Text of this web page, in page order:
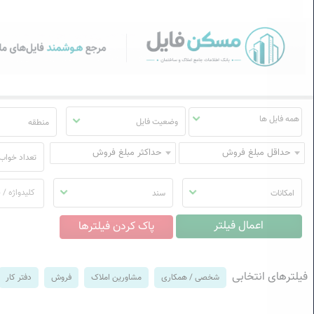
مسکن فایل | خرید، فروش،
منوی
مسکن
وضعیت فایل منطقه
حداقل مبلغ فروش حداکثر مبلغ فروش تعداد
امکانات سند
فیلترهای انتخابی شخصی / همکاری مشاورین املاک فروش دفتر کار